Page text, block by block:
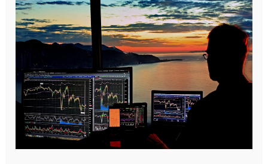
una
estrategia
de
precios?